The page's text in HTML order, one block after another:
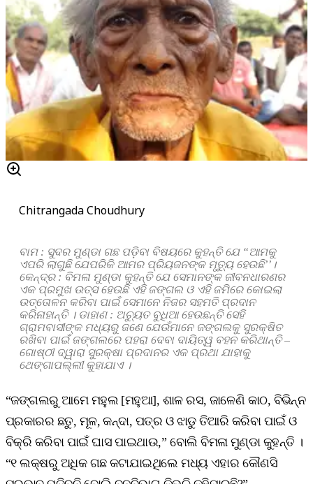
Chitrangada Choudhury
ବାମ : ସୁଦର ମୁଣ୍ଡା ଗଛ ପଡ଼ିବା ବିଷୟରେ କୁହନ୍ତି ଯେ “ଆମକୁ
ଏପରି ଲାଗୁଛି ଯେପରିକି ଆମର ପ୍ରିୟଜନଙ୍କ ମୃତ୍ୟୁ ହେଉଛି’’।
କେନ୍ଦ୍ର : ବିମଳା ମୁଣ୍ଡା କୁହନ୍ତି ଯେ ସେମାନଙ୍କ ଜୀବନଧାରଣର
ଏକ ପ୍ରମୁଖ ଉତ୍ସ ହେଉଛି ଏହି ଜଙ୍ଗଲ ଓ ଏହି ଜମିରେ କୋଇଲା
ଉତ୍ତୋଳନ କରିବା ପାଇଁ ସେମାନେ ନିଜର ସହମତି ପ୍ରଦାନ
କରିନାହାନ୍ତି । ଡାହାଣ : ଅଚ୍ୟୁତ ବୁଧିଆ ହେଉଛନ୍ତି ସେହି
ଗ୍ରାମବାସୀଙ୍କ ମଧ୍ୟରୁ ଜଣେ ଯେଉଁମାନେ ଜଙ୍ଗଲକୁ ସୁରକ୍ଷିତ
ରଖିବା ପାଇଁ ଜଙ୍ଗଲରେ ପହରା ଦେବା ଦାୟିତ୍ୱ ବହନ କରିଥାନ୍ତି –
ଗୋଷ୍ଠୀ ଦ୍ୱାରା ସୁରକ୍ଷା ପ୍ରଦାନର ଏକ ପ୍ରଥା ଯାହାକୁ
ଥେଙ୍ଗାପଲ୍ଲୀ କୁହାଯାଏ ।
“ଜଙ୍ଗଲରୁ ଆମେ ମହୁଲ [ମହୁଆ], ଶାଳ ରସ, ଜାଳେଣି କାଠ, ବିଭିନ୍ନ
ପ୍ରକାରର ଛତୁ, ମୂଳ, କନ୍ଦା, ପତ୍ର ଓ ଝାଡୁ ତିଆରି କରିବା ପାଇଁ ଓ
ବିକ୍ରି କରିବା ପାଇଁ ଘାସ ପାଇଥାଉ,” ବୋଲି ବିମଳା ମୁଣ୍ଡା କୁହନ୍ତି ।
“୧ ଲକ୍ଷରୁ ଅଧିକ ଗଛ କଟାଯାଇଥିଲେ ମଧ୍ୟ ଏହାର କୌଣସି